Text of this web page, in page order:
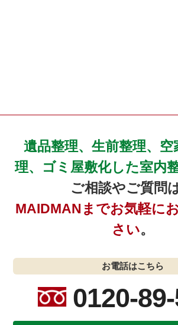
遺品整理、生前整理、空
理、ゴミ屋敷化した室内
ご相談やご質問は
MAIDMANまでお気軽に
さい。
お電話はこちら
0120-